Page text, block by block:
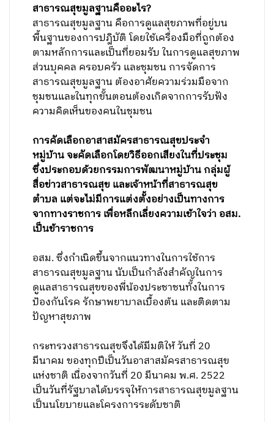
สาธารณสุขมูลฐานคืออะไร?
สาธารณสุขมูลฐาน คือการดูแลสุขภาพที่อยู่บน
พื้นฐานของการปฎิบัติ โดยใช้เครื่องมือที่ถูกต้อง
ตามหลักการและเป็นที่ยอมรับ ในการดูแลสุขภาพ
ส่วนบุคคล ครอบครัว และชุมชน การจัดการ
สาธารณสุขมูลฐาน ต้องอาศัยความร่วมมือจาก
ชุมชนและในทุกขั้นตอนต้องเกิดจากการรับฟัง
ความคิดเห็นของคนในชุมชน
การคัดเลือกอาสาสมัครสาธารณสุขประจำ
หมู่บ้าน จะคัดเลือกโดยวิธีออกเสียงในที่ประชุม
ซึ่งประกอบด้วยกรรมการพัฒนาหมู่บ้าน กลุ่มผู้
สื่อข่าวสาธารณสุข และเจ้าหน้าที่สาธารณสุข
ตำบล แต่จะไม่มีการแต่งตั้งอย่างเป็นทางการ
จากทางราชการ เพื่อหลีกเลี่ยงความเข้าใจว่า อสม.
เป็นข้าราชการ
อสม. ซึ่งกำเนิดขึ้นจากแนวทางในการใช้การ
สาธารณสุขมูลฐาน นับเป็นกำลังสำคัญในการ
ดูแลสาธารณสุขของพี่น้องประชาชนทั้งในการ
ป้องกันโรค รักษาพยาบาลเบื้องต้น และติดตาม
ปัญหาสุขภาพ
กระทรวงสาธารณสุขจึงได้มีมติให้ วันที่ 20
มีนาคม ของทุกปีเป็นวันอาสาสมัครสาธารณสุข
แห่งชาติ เนื่องจากวันที่ 20 มีนาคม พ.ศ. 2522
เป็นวันที่รัฐบาลได้บรรจุให้การสาธารณสุขมูลฐาน
เป็นนโยบายและโครงการระดับชาติ